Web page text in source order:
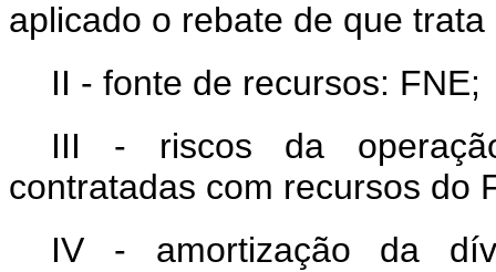
aplicado o rebate de que
II - fonte de recursos: FNE;
III - riscos da
contratadas com recursos do
IV - amortização da